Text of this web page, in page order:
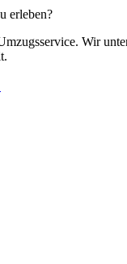
erleben?
Wir